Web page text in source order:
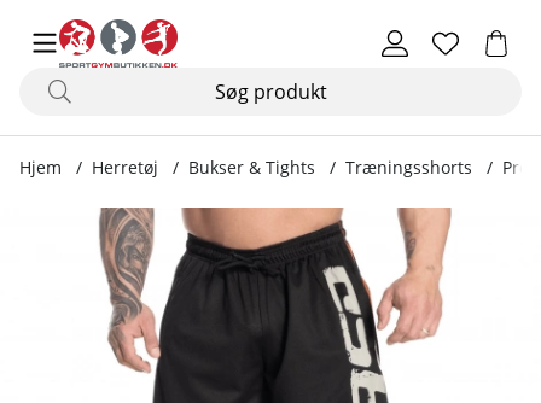
Hjem Herretøj Bukser & Tights Træningsshorts Pro
Produktbilleder Pro Mesh Shorts, sort